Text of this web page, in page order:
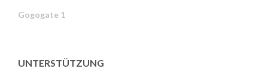
Gogogate 1
UNTERSTÜTZUNG